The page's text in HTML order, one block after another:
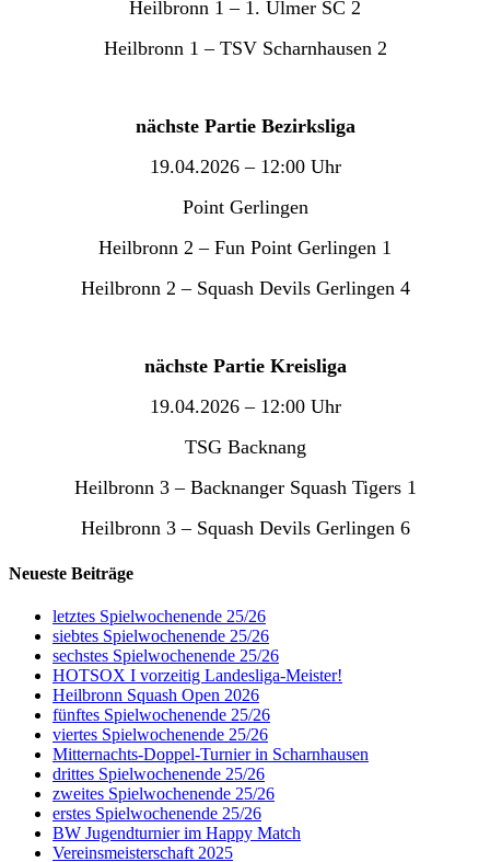
Heilbronn 1 – 1. Ulmer SC 2
Heilbronn 1 – TSV Scharnhausen 2
nächste Partie Bezirksliga
19.04.2026 – 12:00 Uhr
Point Gerlingen
Heilbronn 2 – Fun Point Gerlingen 1
Heilbronn 2 – Squash Devils Gerlingen 4
nächste Partie Kreisliga
19.04.2026 – 12:00 Uhr
TSG Backnang
Heilbronn 3 – Backnanger Squash Tigers 1
Heilbronn 3 – Squash Devils Gerlingen 6
Neueste Beiträge
letztes Spielwochenende 25/26
siebtes Spielwochenende 25/26
sechstes Spielwochenende 25/26
HOTSOX I vorzeitig Landesliga-Meister!
Heilbronn Squash Open 2026
fünftes Spielwochenende 25/26
viertes Spielwochenende 25/26
Mitternachts-Doppel-Turnier in Scharnhausen
drittes Spielwochenende 25/26
zweites Spielwochenende 25/26
erstes Spielwochenende 25/26
BW Jugendturnier im Happy Match
Vereinsmeisterschaft 2025